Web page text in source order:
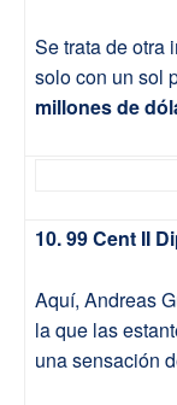
Se trata de otra
solo con un sol
millones de
10. 99 Cent II
Aquí, Andreas
la que las
una sensación